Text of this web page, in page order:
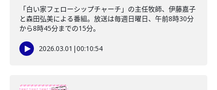
「白い家フェローシップチャーチ」の主任牧師、伊藤嘉子
と森田弘美による番組。放送は毎週日曜日、午前8時30分
から8時45分までの15分。
2026.03.01 |00:10:54